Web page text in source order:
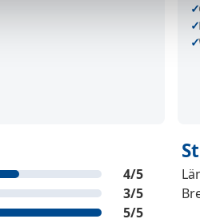
4/5
3/5
5/5